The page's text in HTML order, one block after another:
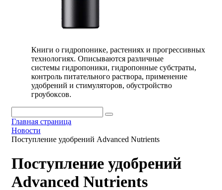
Книги о гидропонике, растениях и прогрессивных
технологиях. Описываются различные
системы гидропоники, гидропонные субстраты,
контроль питательного раствора, применение
удобрений и стимуляторов, обустройство
гроубоксов.
Главная страница
Новости
Поступление удобрений Advanced Nutrients
Поступление удобрений
Advanced Nutrients